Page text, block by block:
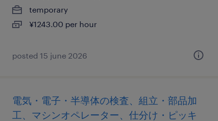
temporary
¥1243.00 per hour
posted 15 june 2026
電気・電子・半導体の検査、組立・部品加
工、マシンオペレーター、仕分け・ピッキ